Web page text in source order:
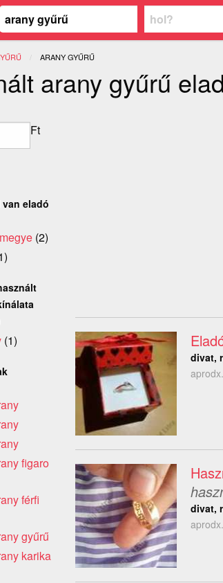
JELENLEGI:
ARANY GYŰRŰ
arany gyűrű
divat,
divat,
Ft
eladó
(2)
(1)
figaro
férfi
gyűrű
karika